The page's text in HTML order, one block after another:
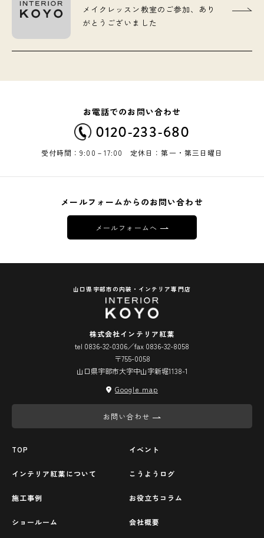
メイクレッスン教室のご参加、あり
がとうございました
お電話でのお問い合わせ
0120-233-680
受付時間：9:00－17:00 定休日：第一・第三日曜日
メールフォームからのお問い合わせ
メールフォームへ
山口県宇部市の内装・インテリア専門店
株式会社インテリア紅葉
tel 0836-32-0306／fax 0836-32-8058
〒755-0058
山口県宇部市大字中山字新堀1138-1
Google map
お問い合わせ
TOP
インテリア紅葉について
施工事例
ショールーム
イベント
こうようログ
お役立ちコラム
会社概要